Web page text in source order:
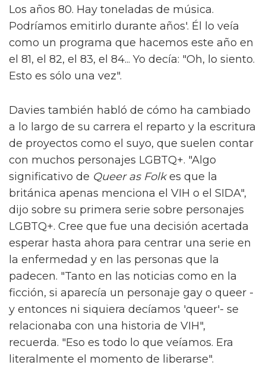
Los años 80. Hay toneladas de música.
Podríamos emitirlo durante años'. Él lo veía
como un programa que hacemos este año en
el 81, el 82, el 83, el 84... Yo decía: "Oh, lo siento.
Esto es sólo una vez".
Davies también habló de cómo ha cambiado
a lo largo de su carrera el reparto y la escritura
de proyectos como el suyo, que suelen contar
con muchos personajes LGBTQ+. "Algo
significativo de Queer as Folkes que la
británica apenas menciona el VIH o el SIDA",
dijo sobre su primera serie sobre personajes
LGBTQ+. Cree que fue una decisión acertada
esperar hasta ahora para centrar una serie en
la enfermedad y en las personas que la
padecen. "Tanto en las noticias como en la
ficción, si aparecía un personaje gay o queer -
y entonces ni siquiera decíamos 'queer'- se
relacionaba con una historia de VIH",
recuerda. "Eso es todo lo que veíamos. Era
literalmente el momento de liberarse".